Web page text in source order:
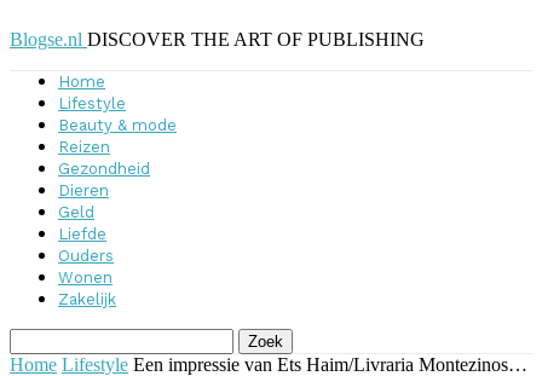
Blogse.nl DISCOVER THE ART OF PUBLISHING
Home
Lifestyle
Beauty & mode
Reizen
Gezondheid
Dieren
Geld
Liefde
Ouders
Wonen
Zakelijk
Home Lifestyle Een impressie van Ets Haim/Livraria Montezinos…